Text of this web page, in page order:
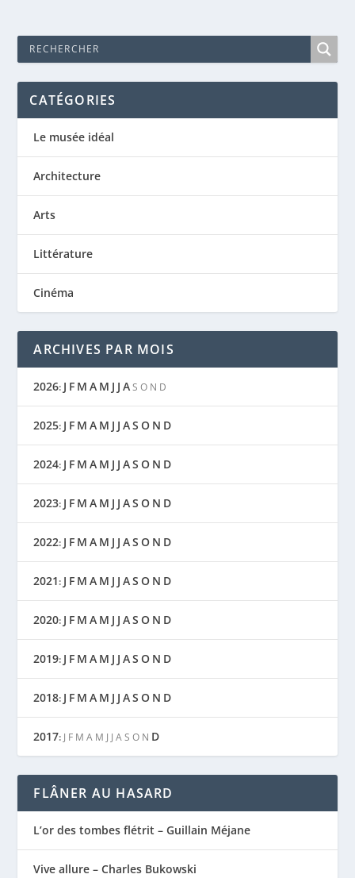
CATÉGORIES
Le musée idéal
Architecture
Arts
Littérature
Cinéma
ARCHIVES PAR MOIS
2026: J F M A M J J A S O N D
2025: J F M A M J J AS O N D
2024: J F M A M J J AS O N D
2023: J F M A M J J AS O N D
2022: J F M A M J J AS O N D
2021: J F M A M J J AS O N D
2020: J F M A M J J AS O N D
2019: J F M A M J J AS O N D
2018: J F M A M J J AS O N D
2017: J F M A M J J A S O N D
FLÂNER AU HASARD
L’or des tombes flétrit – Guillain Méjane
Vive allure – Charles Bukowski